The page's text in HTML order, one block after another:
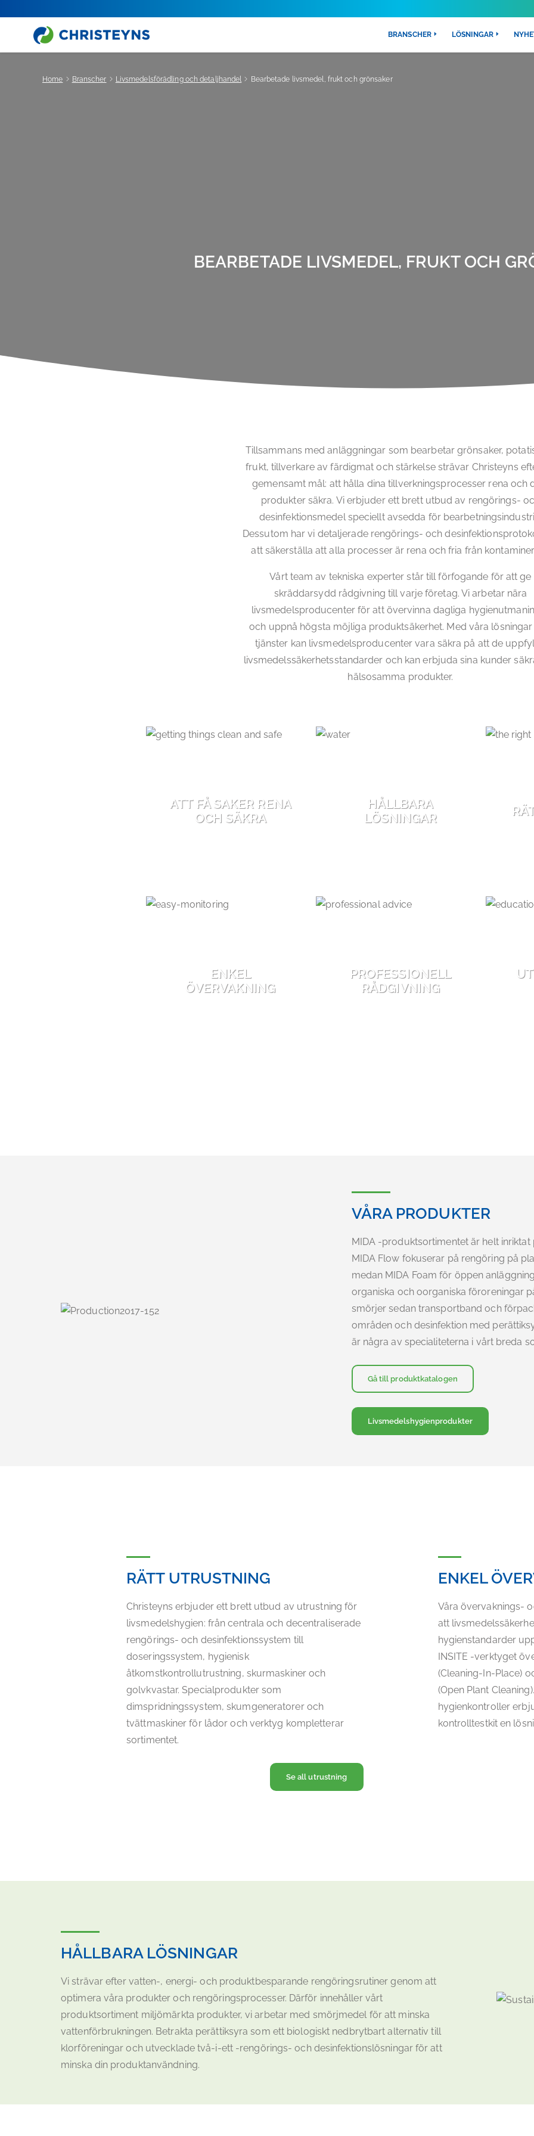
BRANSCHER LÖSNINGAR
Home Branscher Livsmedelsförädling och detaljhandel Bearbetade livsmedel, frukt och grönsaker
BEARBETADE LIVSMEDEL, FRUKT OCH
Tillsammans med anläggningar som bearbetar grönsaker,
frukt, tillverkare av färdigmat och stärkelse strävar Christeyns
gemensamt mål: att hålla dina tillverkningsprocesser rena och
produkter säkra. Vi erbjuder ett brett utbud av rengörings-
desinfektionsmedel speciellt avsedda för
Dessutom har vi detaljerade rengörings- och
att säkerställa att alla processer är rena och fria från
Vårt team av tekniska experter står till förfogande för att ge
skräddarsydd rådgivning till varje företag. Vi arbetar nära
livsmedelsproducenter för att övervinna dagliga
och uppnå högsta möjliga produktsäkerhet. Med våra
tjänster kan livsmedelsproducenter vara säkra på att de
livsmedelssäkerhetsstandarder och kan erbjuda sina kunder
hälsosamma produkter.
ATT FÅ SAKER RENA
OCH SÄKRA
HÅLLBARA
LÖSNINGAR
ENKEL
ÖVERVAKNING
PROFESSIONELL
RÅDGIVNING
VÅRA PRODUKTER
MIDA -produktsortimentet är helt
MIDA Flow fokuserar på rengöring på
medan MIDA Foam för öppen
organiska och oorganiska föroreningar
smörjer sedan transportband och
områden och desinfektion med
är några av specialiteterna i vårt breda
Gå till produktkatalogen
Livsmedelshygienprodukter
RÄTT UTRUSTNING
Christeyns erbjuder ett brett utbud av utrustning för
livsmedelshygien: från centrala och decentraliserade
rengörings- och desinfektionssystem till
doseringssystem, hygienisk
åtkomstkontrollutrustning, skurmaskiner och
golvkvastar. Specialprodukter som
dimspridningssystem, skumgeneratorer och
tvättmaskiner för lådor och verktyg kompletterar
sortimentet.
Se all utrustning
ENKEL
Våra övervaknings-
att
hygienstandarder
INSITE -verktyget
(Cleaning-In-Place)
(Open Plant
hygienkontroller
kontrolltestkit en
HÅLLBARA LÖSNINGAR
Vi strävar efter vatten-, energi- och produktbesparande rengöringsrutiner genom att
optimera våra produkter och rengöringsprocesser. Därför innehåller vårt
produktsortiment miljömärkta produkter, vi arbetar med smörjmedel för att minska
vattenförbrukningen. Betrakta perättiksyra som ett biologiskt nedbrytbart alternativ till
klorföreningar och utvecklade två-i-ett -rengörings- och desinfektionslösningar för att
minska din produktanvändning.